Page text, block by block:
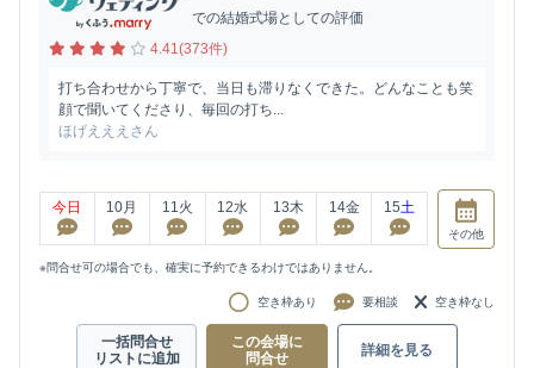
での結婚式場としての評価
4.41(373件)
打ち合わせから丁寧で、当日も滞りなくできた。どんなことも笑
顔で聞いてくださり、毎回の打ち...
ほげえええさん
今日 10月 11火 12水 13木 14金 15土
その他
※問合せ可の場合でも、確実に予約できるわけではありません。
空き枠あり 要相談 空き枠なし
一括問合せ
リストに追加
この会場に
問合せ
詳細を見る